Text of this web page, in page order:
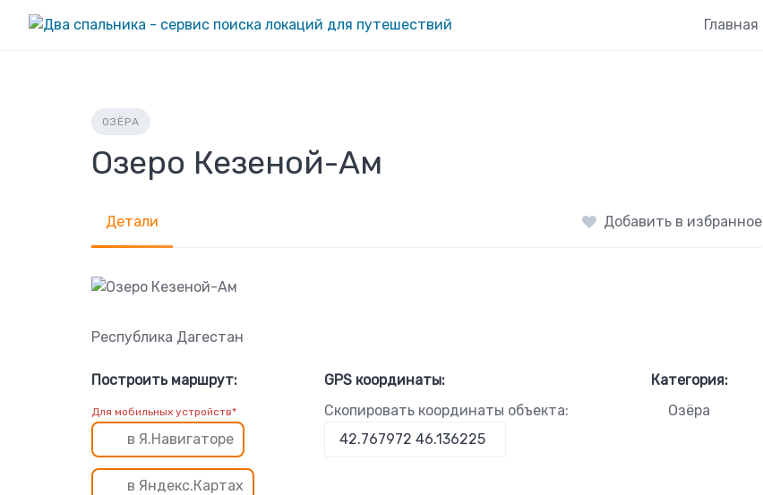
Главная
ОЗЁРА
Озеро Кезеной-Ам
Детали Добавить в избранное
Республика Дагестан
Построить маршрут:
Для мобильных устройств*
в Я.Навигаторе
в Яндекс.Картах
GPS координаты:
Скопировать координаты объекта:
Категория:
Озёра